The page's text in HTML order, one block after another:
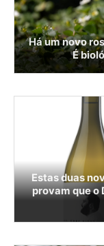
Há um novo
É
Estas duas
provam que o